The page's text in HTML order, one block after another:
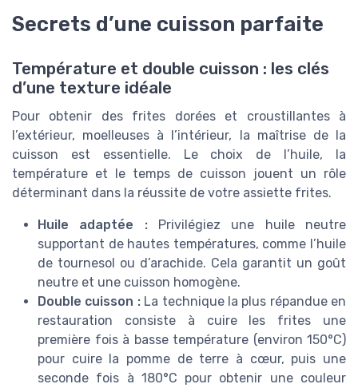
Secrets d’une cuisson parfaite
Température et double cuisson : les clés
d’une texture idéale
Pour obtenir des frites dorées et croustillantes à
l’extérieur, moelleuses à l’intérieur, la maîtrise de la
cuisson est essentielle. Le choix de l’huile, la
température et le temps de cuisson jouent un rôle
déterminant dans la réussite de votre assiette frites.
Huile adaptée :Privilégiez une huile neutre
supportant de hautes températures, comme l’huile
de tournesol ou d’arachide. Cela garantit un goût
neutre et une cuisson homogène.
Double cuisson :La technique la plus répandue en
restauration consiste à cuire les frites une
première fois à basse température (environ 150°C)
pour cuire la pomme de terre à cœur, puis une
seconde fois à 180°C pour obtenir une couleur